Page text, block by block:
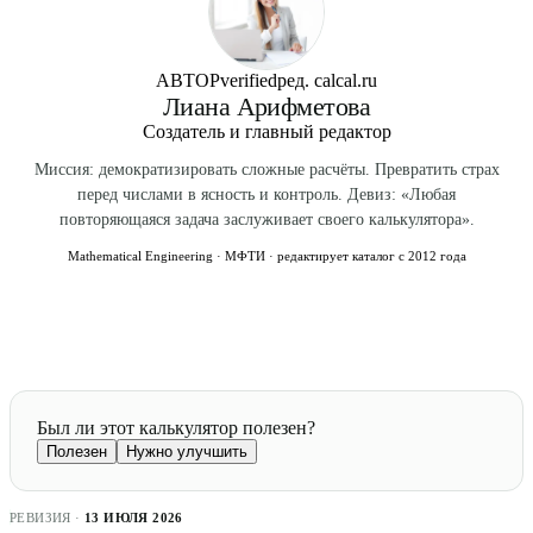
АВТОРverifiedред. calcal.ru
Лиана Арифметова
Создатель и главный редактор
Миссия: демократизировать сложные расчёты. Превратить страх
перед числами в ясность и контроль. Девиз: «Любая
повторяющаяся задача заслуживает своего калькулятора».
Mathematical Engineering · МФТИ · редактирует каталог с 2012 года
Был ли этот калькулятор полезен?
Полезен Нужно улучшить
РЕВИЗИЯ · 13 ИЮЛЯ 2026